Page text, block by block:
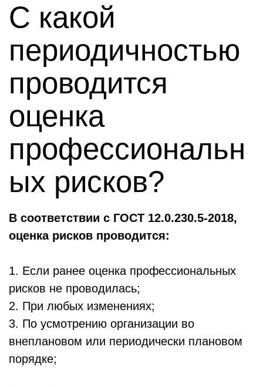
С какой
периодичностью
проводится
оценка
профессиональн
ых рисков?
В соответствии с ГОСТ 12.0.230.5-2018,
оценка рисков проводится:
1. Если ранее оценка профессиональных
рисков не проводилась;
2. При любых изменениях;
3. По усмотрению организации во
внеплановом или периодически плановом
порядке;